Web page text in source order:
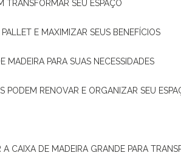
TRANSFORMAR SEU ESPAÇO
E MAXIMIZAR SEUS BENEFÍCIOS
MADEIRA PARA SUAS NECESSIDADES
PODEM RENOVAR E ORGANIZAR SEU
A CAIXA DE MADEIRA GRANDE PARA